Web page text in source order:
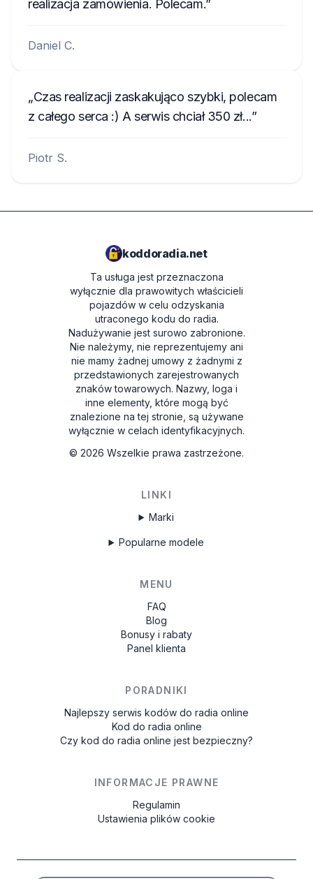
realizacja zamówienia. Polecam.
Daniel C.
Czas realizacji zaskakująco szybki, polecam
z całego serca :) A serwis chciał 350 zł...
Piotr S.
koddoradia.net
Ta usługa jest przeznaczona
wyłącznie dla prawowitych właścicieli
pojazdów w celu odzyskania
utraconego kodu do radia.
Nadużywanie jest surowo zabronione.
Nie należymy, nie reprezentujemy ani
nie mamy żadnej umowy z żadnymi z
przedstawionych zarejestrowanych
znaków towarowych. Nazwy, loga i
inne elementy, które mogą być
znalezione na tej stronie, są używane
wyłącznie w celach identyfikacyjnych.
© 2026 Wszelkie prawa zastrzeżone.
LINKI
Marki
Popularne modele
MENU
FAQ
Blog
Bonusy i rabaty
Panel klienta
PORADNIKI
Najlepszy serwis kodów do radia online
Kod do radia online
Czy kod do radia online jest bezpieczny?
INFORMACJE PRAWNE
Regulamin
Ustawienia plików cookie